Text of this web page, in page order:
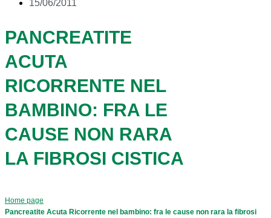
15/06/2011
PANCREATITE
ACUTA
RICORRENTE NEL
BAMBINO: FRA LE
CAUSE NON RARA
LA FIBROSI CISTICA
Home page
Pancreatite Acuta Ricorrente nel bambino: fra le cause non rara la fibrosi